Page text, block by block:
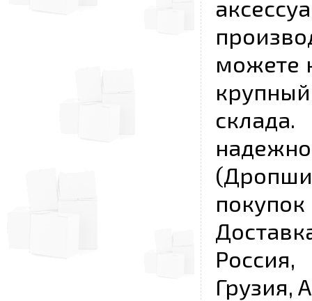
можете
Грузия,